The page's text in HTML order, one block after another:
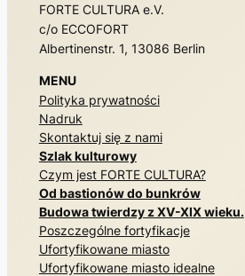
FORTE CULTURA e.V.
c/o ECCOFORT
Albertinenstr. 1, 13086 Berlin
MENU
Polityka prywatności
Nadruk
Skontaktuj się z nami
Szlak kulturowy
Czym jest FORTE CULTURA?
Od bastionów do bunkrów
Budowa twierdzy z XV-XIX wieku.
Poszczególne fortyfikacje
Ufortyfikowane miasto
Ufortyfikowane miasto idealne